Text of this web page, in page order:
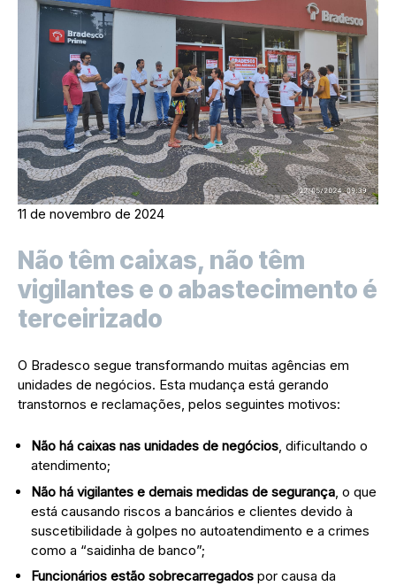
11 de novembro de 2024
Não têm caixas, não têm
vigilantes e o abastecimento é
terceirizado
O Bradesco segue transformando muitas agências em
unidades de negócios. Esta mudança está gerando
transtornos e reclamações, pelos seguintes motivos:
Não há caixas nas unidades de negócios, dificultando o
atendimento;
Não há vigilantes e demais medidas de segurança , o que
está causando riscos a bancários e clientes devido à
suscetibilidade à golpes no autoatendimento e a crimes
como a “saidinha de banco”;
Funcionários estão sobrecarregados por causa da